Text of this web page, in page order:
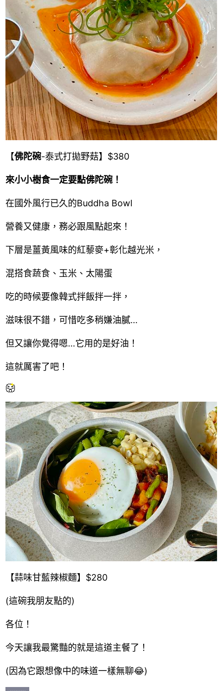
【佛陀碗-泰式打拋野菇】$380
來小小樹食一定要點佛陀碗！
在國外風行已久的Buddha Bowl
營養又健康，務必跟風點起來！
下層是薑黃風味的紅藜麥+彰化越光米，
混搭食蔬食、玉米、太陽蛋
吃的時候要像韓式拌飯拌一拌，
滋味很不錯，可惜吃多稍嫌油膩…
但又讓你覺得嗯…它用的是好油！
這就厲害了吧！
【蒜味甘藍辣椒麵】$280
(這碗我朋友點的)
各位！
今天讓我最驚豔的就是這道主餐了！
(因為它跟想像中的味道一樣無聊😂)